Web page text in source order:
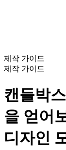
제작 가이드
제작 가이드
캔들박
을 얻어
디자인